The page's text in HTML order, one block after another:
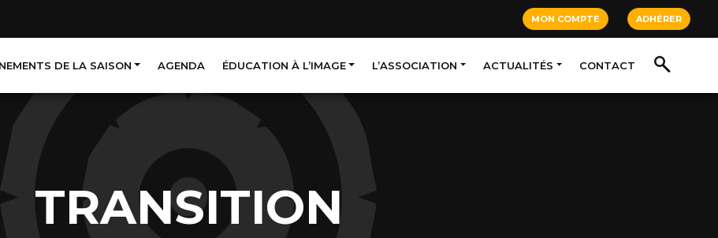
MON COMPTE ADHÉRER
DE LA SAISON AGENDA ÉDUCATION À L’IMAGE L’ASSOCIATION ACTUALITÉS CONTACT
TRANSITION